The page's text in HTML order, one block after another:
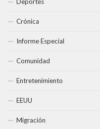
Crónica
Informe Especial
Comunidad
Entretenimiento
EEUU
Migración